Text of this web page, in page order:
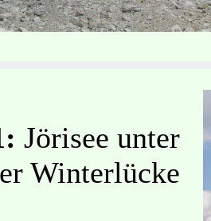
Jörisee unter
Winterlücke